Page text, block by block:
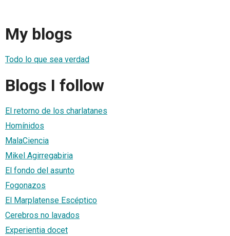
My blogs
Todo lo que sea verdad
Blogs I follow
El retorno de los charlatanes
Homínidos
MalaCiencia
Mikel Agirregabiria
El fondo del asunto
Fogonazos
El Marplatense Escéptico
Cerebros no lavados
Experientia docet